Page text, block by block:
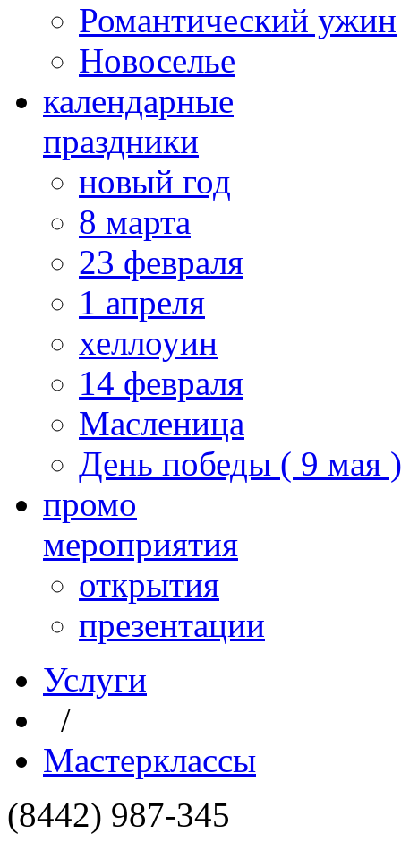
Романтический ужин
Новоселье
календарные
праздники
новый год
8 марта
23 февраля
1 апреля
хеллоуин
14 февраля
Масленица
День победы ( 9 мая )
промо
мероприятия
открытия
презентации
Услуги
/
Мастерклассы
(8442) 987-345